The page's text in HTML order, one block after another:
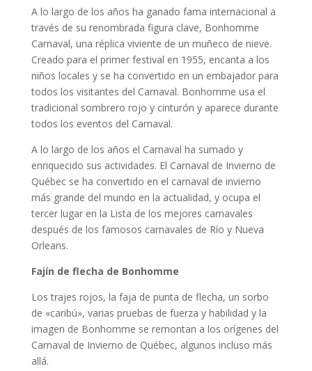
A lo largo de los años ha ganado fama internacional a
través de su renombrada figura clave, Bonhomme
Carnaval, una réplica viviente de un muñeco de nieve.
Creado para el primer festival en 1955, encanta a los
niños locales y se ha convertido en un embajador para
todos los visitantes del Carnaval. Bonhomme usa el
tradicional sombrero rojo y cinturón y aparece durante
todos los eventos del Carnaval.
A lo largo de los años el Carnaval ha sumado y
enriquecido sus actividades. El Carnaval de Invierno de
Québec se ha convertido en el carnaval de invierno
más grande del mundo en la actualidad, y ocupa el
tercer lugar en la Lista de los mejores carnavales
después de los famosos carnavales de Río y Nueva
Orleans.
Fajín de flecha de Bonhomme
Los trajes rojos, la faja de punta de flecha, un sorbo
de «caribú», varias pruebas de fuerza y ​​habilidad y la
imagen de Bonhomme se remontan a los orígenes del
Carnaval de Invierno de Québec, algunos incluso más
allá.